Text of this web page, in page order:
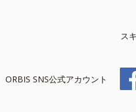
ス
ORBIS SNS公式アカウント